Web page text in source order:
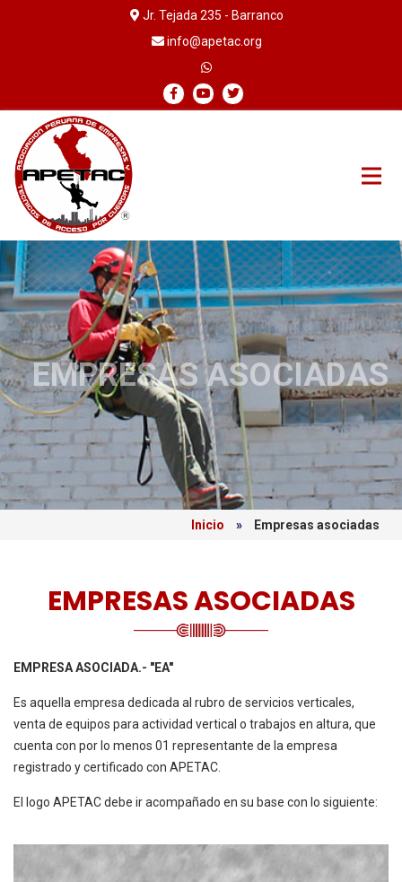
Jr. Tejada 235 - Barranco
info@apetac.org
EMPRESAS ASOCIADAS
Inicio » Empresas asociadas
EMPRESAS ASOCIADAS
EMPRESA ASOCIADA.- "EA"
Es aquella empresa dedicada al rubro de servicios verticales,
venta de equipos para actividad vertical o trabajos en altura, que
cuenta con por lo menos 01 representante de la empresa
registrado y certificado con APETAC.
El logo APETAC debe ir acompañado en su base con lo siguiente: